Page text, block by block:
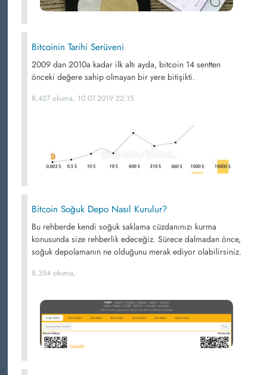
Bitcoinin Tarihi Serüveni
2009 dan 2010a kadar ilk altı ayda, bitcoin 14 sentten
önceki değere sahip olmayan bir yere bitişikti.
8,427 okuma, 10.07.2019 22:15
Bitcoin Soğuk Depo Nasıl Kurulur?
Bu rehberde kendi soğuk saklama cüzdanınızı kurma
konusunda size rehberlik edeceğiz. Sürece dalmadan önce,
soğuk depolamanın ne olduğunu merak ediyor olabilirsiniz.
8,354 okuma,